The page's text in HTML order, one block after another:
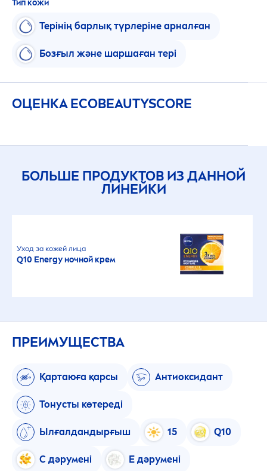
Тип кожи
Терінің барлық түрлеріне арналған
Бозғыл және шаршаған тері
ОЦЕНКА ECOBEAUTYSCORE
БОЛЬШЕ ПРОДУКТОВ ИЗ ДАННОЙ
ЛИНЕЙКИ
Уход за кожей лица
Q10 Energy ночной крем
ПРЕИМУЩЕСТВА
Қартаюға қарсы Антиоксидант
Тонусты көтереді
Ылғалдандырғыш 15 Q10
С дәрумені Е дәрумені